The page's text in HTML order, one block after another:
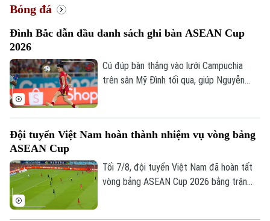
Bóng đá
Đình Bắc dẫn đầu danh sách ghi bàn ASEAN Cup
2026
Cú đúp bàn thắng vào lưới Campuchia
trên sân Mỹ Đình tối qua, giúp Nguyễn
Đội tuyển Việt Nam hoàn thành nhiệm vụ vòng bảng
ASEAN Cup
Tối 7/8, đội tuyển Việt Nam đã hoàn tất
vòng bảng ASEAN Cup 2026 bằng trận